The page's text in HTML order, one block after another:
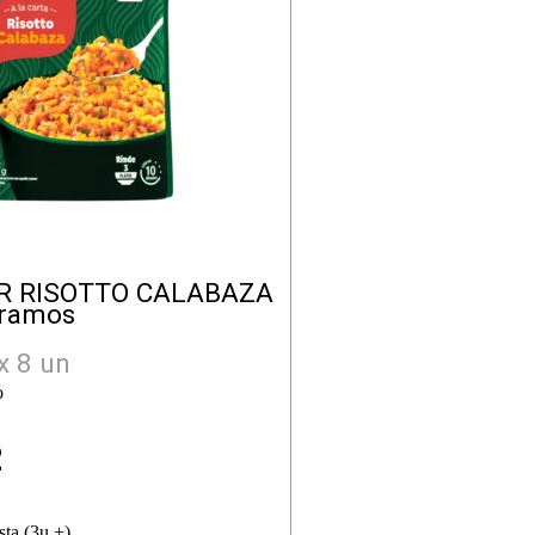
RISOTTO CALABAZA
8 un